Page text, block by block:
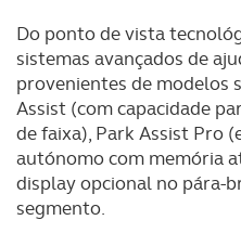
parceiros e organizações
O ACP garantirá que as
dados pessoais serão
consentimento e quando tal
necessário no contexto
Realçamos que o bloqueio
Do ponto de vista
sistemas avançados de
provenientes de modelos
Assist (com capacidade
de faixa), Park Assist Pro
autónomo com memória
display opcional no pára-
segmento.